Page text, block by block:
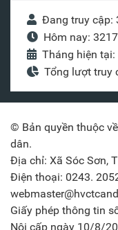
Đang truy cập:
Hôm nay: 3217
Tháng hiện
Tổng lượt truy
© Bản quyền thuộc
dân.
Địa chỉ: Xã Sóc Sơn,
Điện thoại: 0243.
Giấy phép thông tin
Nội cấp ngày 10/8/